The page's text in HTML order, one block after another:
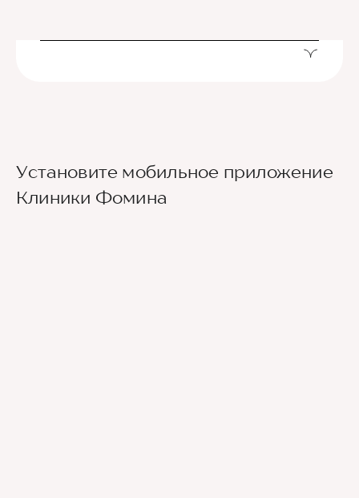
Установите мобильное приложение
Клиники Фомина